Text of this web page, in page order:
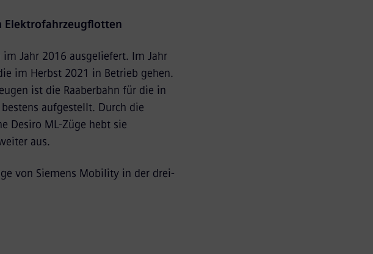
Elektrofahrzeugflotten
Jahr 2016 ausgeliefert. Im Jahr
im Herbst 2021 in Betrieb gehen.
ist die Raaberbahn für die in
aufgestellt. Durch die
Desiro ML-Züge hebt sie
aus.
von Siemens Mobility in der drei-